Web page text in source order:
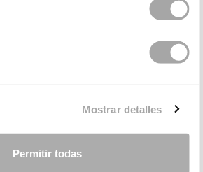
Mostrar detalles
Permitir todas